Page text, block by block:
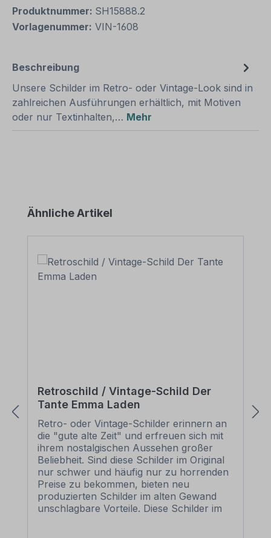
Produktnummer: SH15888.2
Vorlagenummer: VIN-1608
Beschreibung
Unsere Schilder im Retro- oder Vintage-Look sind in
zahlreichen Ausführungen erhältlich, mit Motiven
oder nur Textinhalten,… Mehr
Produktgalerie überspringen
Ähnliche Artikel
Retroschild / Vintage-Schild Der
Tante Emma Laden
Retro- oder Vintage-Schilder erinnern an
die "gute alte Zeit" und erfreuen sich mit
ihrem nostalgischen Aussehen großer
Beliebheit. Sind diese Schilder im Original
nur schwer und häufig nur zu horrenden
Preise zu bekommen, bieten neu
produzierten Schilder im alten Gewand
unschlagbare Vorteile. Diese Schilder im